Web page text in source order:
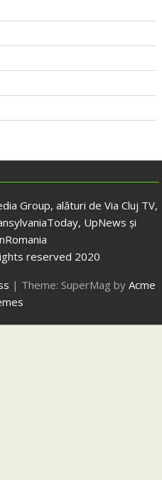
Group, alături de Via Cluj TV,
UpNews și
reserved 2020
| Theme: SuperMag by Acme